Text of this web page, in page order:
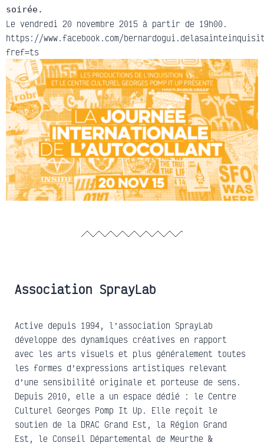
soirée.
Le vendredi 20 novembre 2015 à partir de 19h00.
https://www.facebook.com/
fref=ts
Association SprayLab
Active depuis 1994, l’association SprayLab
développe des dynamiques créatives en rapport
avec les arts visuels et plus généralement toutes
les formes d’expressions artistiques relevant
d’une sensibilité originale et porteuse de sens.
Depuis 2010, elle a un espace dédié : le Centre
Culturel Georges Pomp It Up. Elle reçoit le
soutien de la DRAC Grand Est, la Région Grand
Est, le Conseil Départemental de Meurthe &